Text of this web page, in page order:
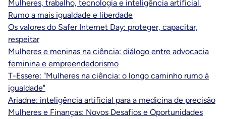
Mulheres, trabalho, tecnologia e inteligência artificial.
Rumo a mais igualdade e liberdade
Os valores do Safer Internet Day: proteger, capacitar,
respeitar
Mulheres e meninas na ciência: diálogo entre advocacia
feminina e empreendedorismo
T-Essere: "Mulheres na ciência: o longo caminho rumo à
igualdade"
Ariadne: inteligência artificial para a medicina de precisão
Mulheres e Finanças: Novos Desafios e Oportunidades